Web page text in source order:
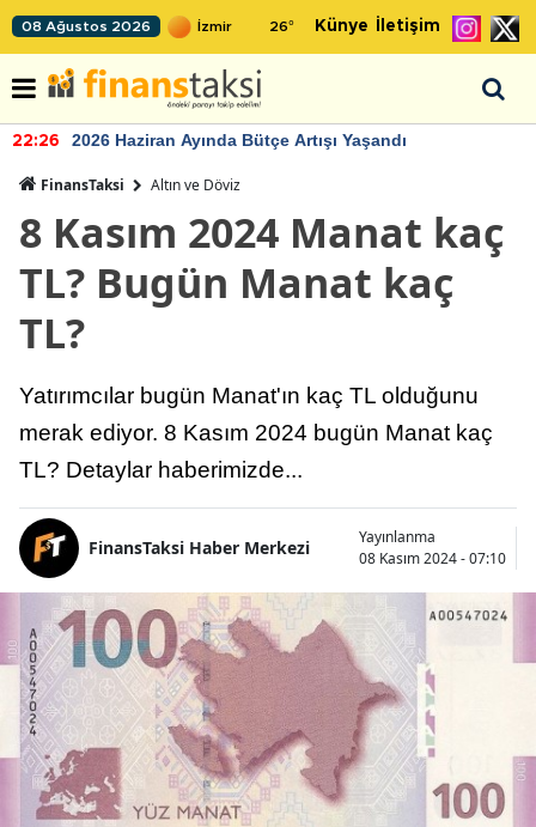
08 Ağustos 2026 26° Künye İletişim
22:26 2026 Haziran Ayında Bütçe Artışı Yaşandı
FinansTaksi Altın ve Döviz
8 Kasım 2024 Manat kaç
TL? Bugün Manat kaç
TL?
Yatırımcılar bugün Manat'ın kaç TL olduğunu
merak ediyor. 8 Kasım 2024 bugün Manat kaç
TL? Detaylar haberimizde...
FinansTaksi Haber Merkezi
Yayınlanma
08 Kasım 2024 - 07:10